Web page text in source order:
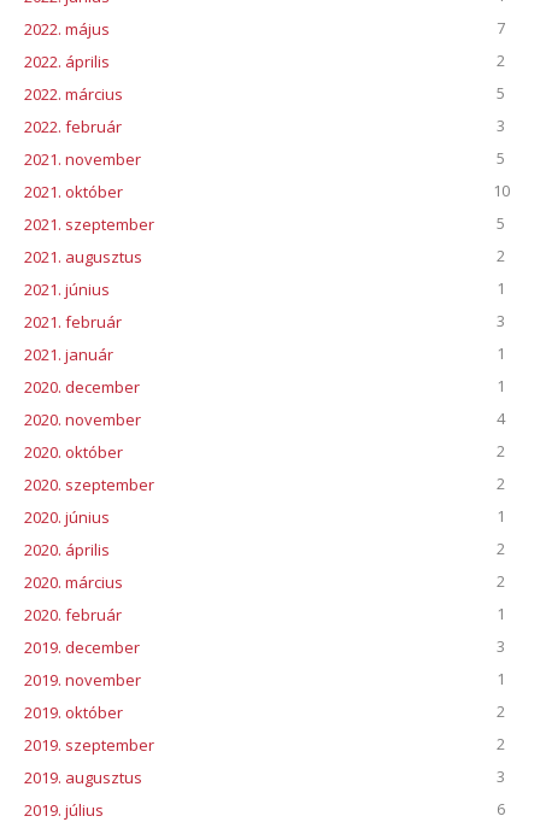
2022. május
7
2022. április
2
2022. március
5
2022. február
3
2021. november
5
2021. október
10
2021. szeptember
5
2021. augusztus
2
2021. június
1
2021. február
3
2021. január
1
2020. december
1
2020. november
4
2020. október
2
2020. szeptember
2
2020. június
1
2020. április
2
2020. március
2
2020. február
1
2019. december
3
2019. november
1
2019. október
2
2019. szeptember
2
2019. augusztus
3
2019. július
6